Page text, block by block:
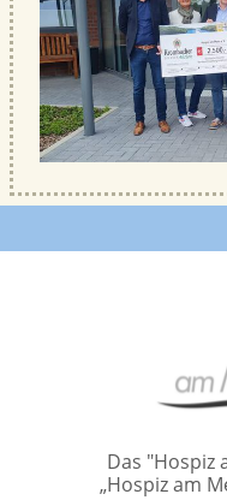
Das "Hospiz
„Hospiz am